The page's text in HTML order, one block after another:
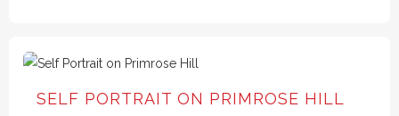
SELF PORTRAIT ON PRIMROSE HILL